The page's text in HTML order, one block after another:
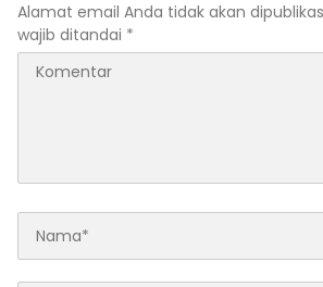
Alamat email Anda tidak akan
wajib ditandai *